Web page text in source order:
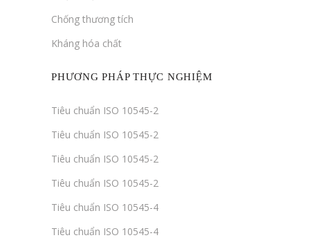
Chống thương tích
Kháng hóa chất
PHƯƠNG PHÁP THỰC NGHIỆM
Tiêu chuẩn ISO 10545-2
Tiêu chuẩn ISO 10545-2
Tiêu chuẩn ISO 10545-2
Tiêu chuẩn ISO 10545-2
Tiêu chuẩn ISO 10545-4
Tiêu chuẩn ISO 10545-4